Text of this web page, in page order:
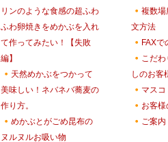
リンのような食感の超ふわ
ふわ卵焼きをめかぶを入れ
て作ってみたい！【失敗
編】
天然めかぶをつかって
美味しい！ネバネバ蕎麦の
作り方。
めかぶとがごめ昆布の
ヌルヌルお吸い物
複数場
文方法
FAXで
こだ
しのお客
マスコ
お客様
ご案内